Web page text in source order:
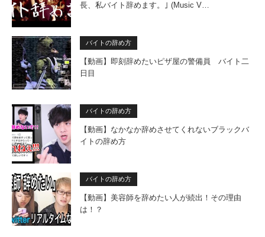
長、私バイト辞めます。｣ (Music V…
バイトの辞め方
【動画】即刻辞めたいピザ屋の警備員 バイト二
日目
バイトの辞め方
【動画】なかなか辞めさせてくれないブラックバ
イトの辞め方
バイトの辞め方
【動画】美容師を辞めたい人が続出！その理由
は！？